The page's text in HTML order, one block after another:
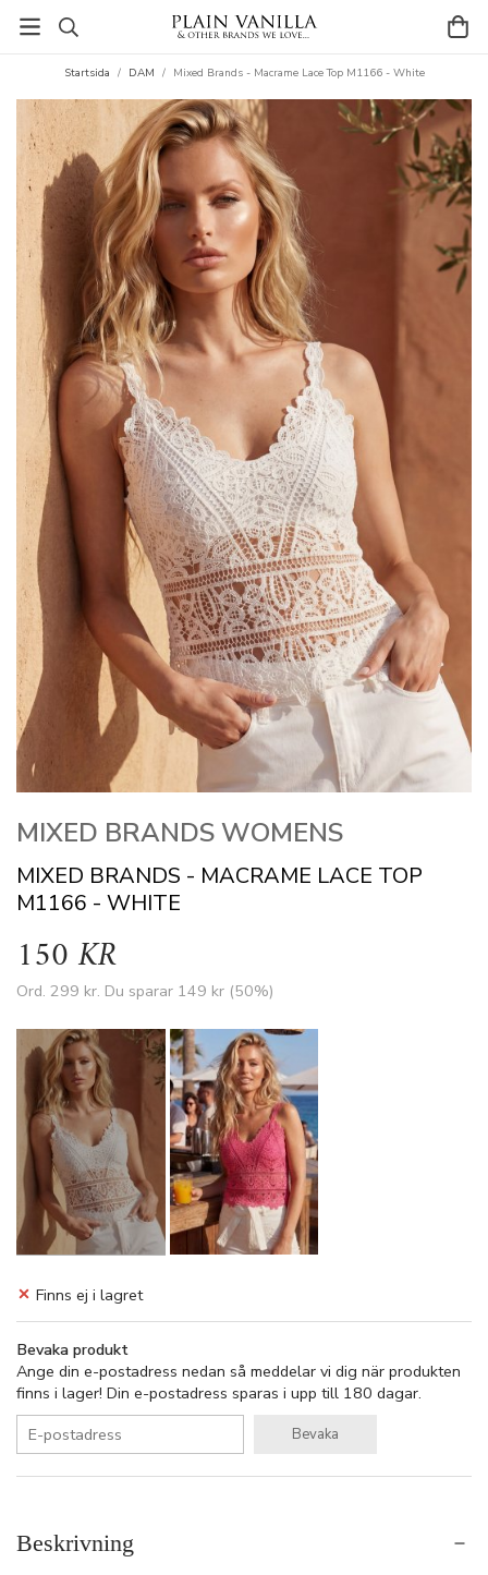
Startsida / DAM / Mixed Brands - Macrame Lace Top M1166 - White
MIXED BRANDS WOMENS
MIXED BRANDS - MACRAME LACE TOP
M1166 - WHITE
150 KR
Ord. 299 kr. Du sparar 149 kr (50%)
Finns ej i lagret
Bevaka produkt
Ange din e-postadress nedan så meddelar vi dig när produkten
finns i lager! Din e-postadress sparas i upp till 180 dagar.
Bevaka
Beskrivning